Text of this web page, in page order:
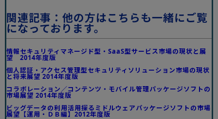
関連記事：他の方はこちらも一緒にご覧
になっております。
情報セキュリティマネージド型・SaaS型サービス市場の現状と展
望 2014年度版
個人認証・アクセス管理型セキュリティソリューション市場の現状
と将来展望 2014年度版
コラボレーション／コンテンツ・モバイル管理パッケージソフトの
市場展望 2014年度版
ビッグデータの利用活用探るミドルウェアパッケージソフトの市場
展望【運用・ＤＢ編】2012年度版